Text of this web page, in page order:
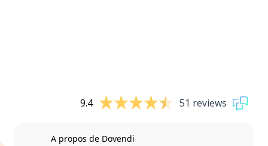
9.4 51 reviews
A propos de Dovendi